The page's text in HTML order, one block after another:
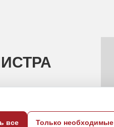
все Только необходимые